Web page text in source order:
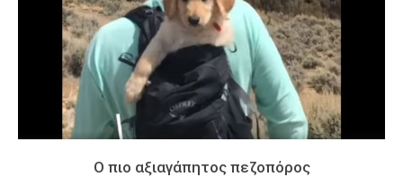
Ο πιο αξιαγάπητος πεζοπόρος